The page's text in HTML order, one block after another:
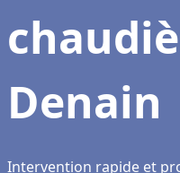
Denain
Intervention rapide et